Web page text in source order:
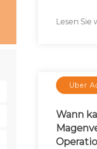
Lesen Sie
Uber
Wann